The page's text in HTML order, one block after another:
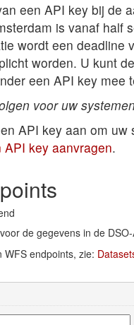
een API key bij de
is vanaf half
wordt een deadline
worden. U kunt
een API key mee
voor uw
API key aan om
key aanvragen.
de gegevens in de
WFS endpoints, zie: